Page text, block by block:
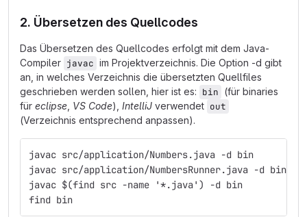
2. Übersetzen des Quellcodes
Das Übersetzen des Quellcodes erfolgt mit dem Java-
Compiler javac im Projektverzeichnis. Die Option -d gibt
an, in welches Verzeichnis die übersetzten Quellfiles
geschrieben werden sollen, hier ist es: bin (für binaries
für eclipse VS Code), IntelliJ verwendet out
(Verzeichnis entsprechend anpassen).
javac src/application/Numbers.java -d bin      ;
javac src/application/NumbersRunner.java -d bin
javac $(find src -name '*.java') -d bin        ;
find bin                                       ;